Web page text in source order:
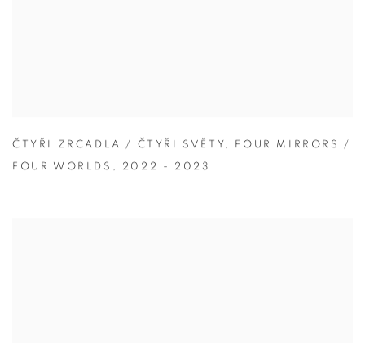
ČTYŘI ZRCADLA / ČTYŘI SVĚTY , FOUR MIRRORS /
FOUR WORLDS , 2022 - 2023